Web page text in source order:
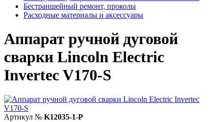
Бестраншейный ремонт, проколы
Расходные материалы и аксессуары
Аппарат ручной дуговой
сварки Lincoln Electric
Invertec V170-S
Артикул № K12035-1-P